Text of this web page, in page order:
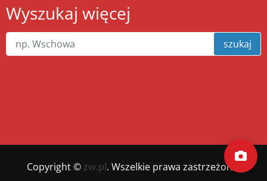
Wyszukaj więcej
szukaj
Copyright © zw.pl. Wszelkie prawa zastrzeżone.